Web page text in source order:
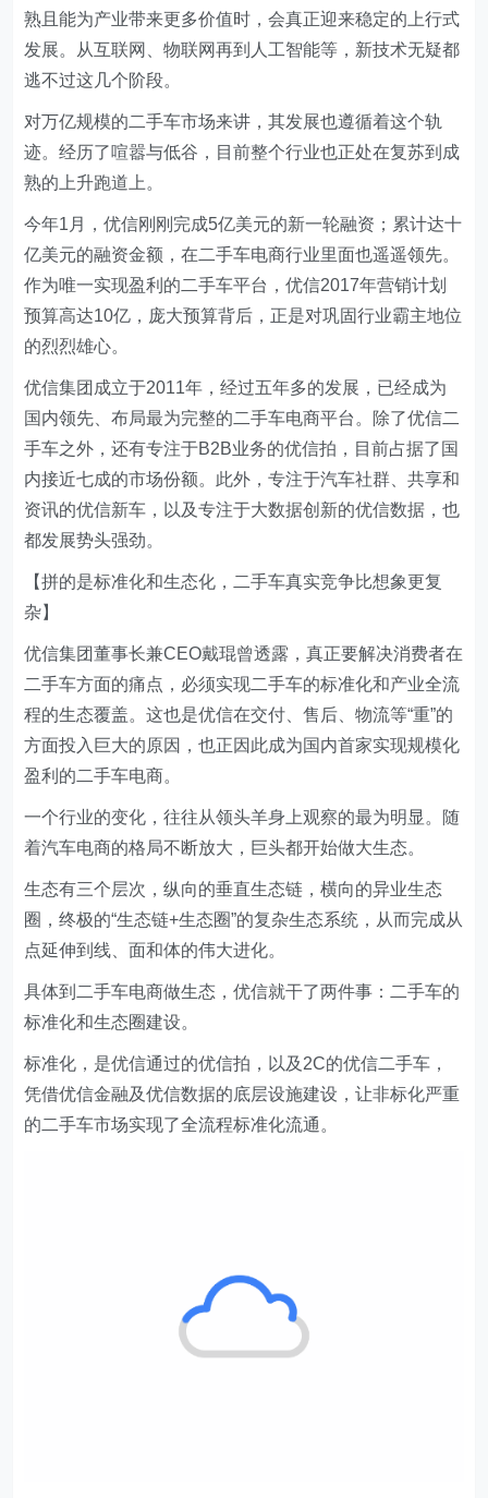
熟且能为产业带来更多价值时，会真正迎来稳定的上行式
发展。从互联网、物联网再到人工智能等，新技术无疑都
逃不过这几个阶段。
对万亿规模的二手车市场来讲，其发展也遵循着这个轨
迹。经历了喧嚣与低谷，目前整个行业也正处在复苏到成
熟的上升跑道上。
今年1月，优信刚刚完成5亿美元的新一轮融资；累计达十
亿美元的融资金额，在二手车电商行业里面也遥遥领先。
作为唯一实现盈利的二手车平台，优信2017年营销计划
预算高达10亿，庞大预算背后，正是对巩固行业霸主地位
的烈烈雄心。
优信集团成立于2011年，经过五年多的发展，已经成为
国内领先、布局最为完整的二手车电商平台。除了优信二
手车之外，还有专注于B2B业务的优信拍，目前占据了国
内接近七成的市场份额。此外，专注于汽车社群、共享和
资讯的优信新车，以及专注于大数据创新的优信数据，也
都发展势头强劲。
【拼的是标准化和生态化，二手车真实竞争比想象更复
杂】
优信集团董事长兼CEO戴琨曾透露，真正要解决消费者在
二手车方面的痛点，必须实现二手车的标准化和产业全流
程的生态覆盖。这也是优信在交付、售后、物流等“重”的
方面投入巨大的原因，也正因此成为国内首家实现规模化
盈利的二手车电商。
一个行业的变化，往往从领头羊身上观察的最为明显。随
着汽车电商的格局不断放大，巨头都开始做大生态。
生态有三个层次，纵向的垂直生态链，横向的异业生态
圈，终极的“生态链+生态圈”的复杂生态系统，从而完成从
点延伸到线、面和体的伟大进化。
具体到二手车电商做生态，优信就干了两件事：二手车的
标准化和生态圈建设。
标准化，是优信通过的优信拍，以及2C的优信二手车，
凭借优信金融及优信数据的底层设施建设，让非标化严重
的二手车市场实现了全流程标准化流通。